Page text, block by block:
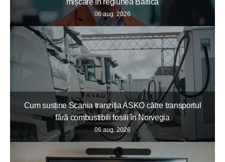
mișcare în regiunea Baltică
06 aug. 2026
Cum susține Scania tranziția ASKO către transportul
fără combustibili fosili în Norvegia
06 aug. 2026